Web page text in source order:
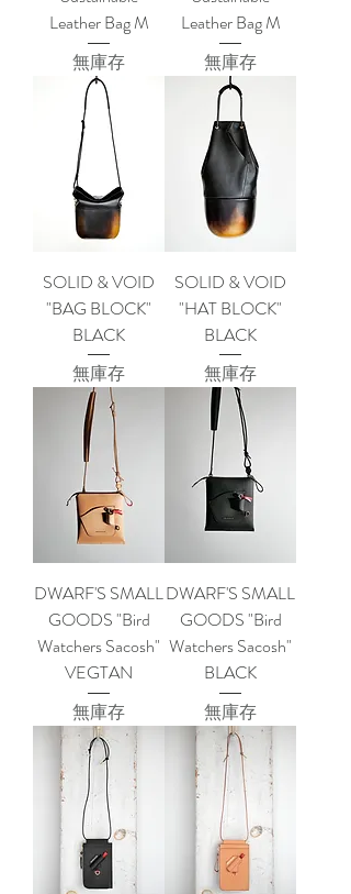
Leather Bag M
無庫存
Leather Bag M
無庫存
SOLID & VOID
"BAG BLOCK"
BLACK
無庫存
SOLID & VOID
"HAT BLOCK"
BLACK
無庫存
DWARF'S SMALL
GOODS "Bird
Watchers Sacosh"
VEGTAN
無庫存
DWARF'S SMALL
GOODS "Bird
Watchers Sacosh"
BLACK
無庫存